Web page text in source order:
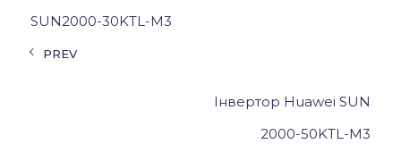
SUN2000-30KTL-M3
PREV
Інвертор Huawei SUN
2000-50KTL-M3